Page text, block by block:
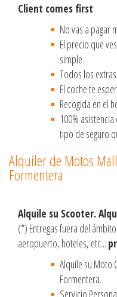
Client comes first
No vas a pagar
El precio que
simple.
Todos los
El coche te
Recogida en el
100%
tipo de seguro
Alquiler de Motos
Formentera
Alquile su Scooter.
(*) Entregas fuera del
aeropuerto, hoteles, etc...
Alquile su Moto
Formentera.
Servicio